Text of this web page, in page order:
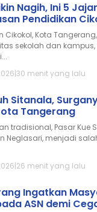
Nagih, Ini 5
Pendidikan
Cikokol, Kota
sekolah dan
|30 menit yang lalu
Sitanala,
Tangerang
tradisional, Pasar Kue
Neglasari, menjadi
|26 menit yang lalu
Ingatkan
ASN demi